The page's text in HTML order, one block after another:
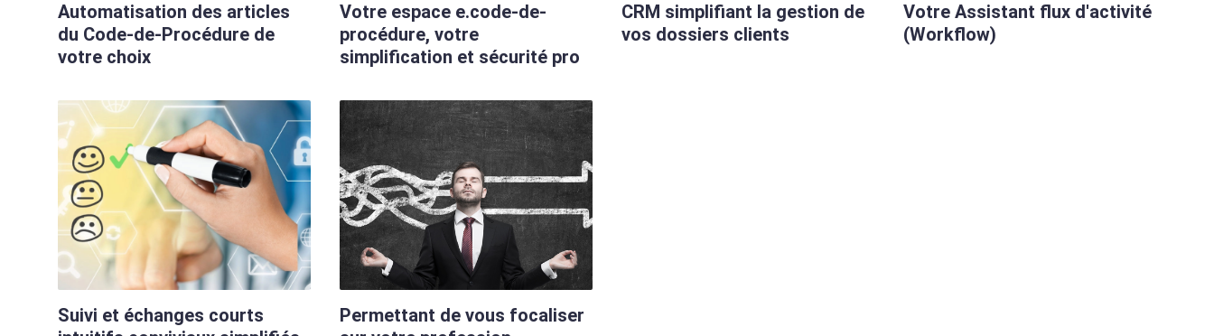
Automatisation des articles
du Code-de-Procédure de
votre choix
Votre espace e.code-de-
procédure, votre
simplification et sécurité pro
CRM simplifiant la gestion de
vos dossiers clients
Votre Assistant flux d'activité
(Workflow)
Suivi et échanges courts
Permettant de vous focaliser